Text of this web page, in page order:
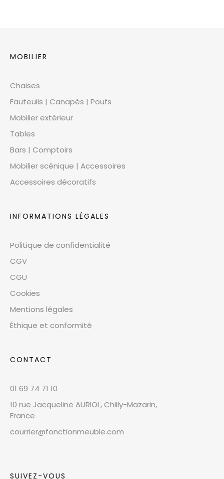
MOBILIER
Chaises
Fauteuils | Canapés | Poufs
Mobilier extérieur
Tables
Bars | Comptoirs
Mobilier scénique | Accessoires
Accessoires décoratifs
INFORMATIONS LÉGALES
Politique de confidentialité
CGV
CGU
Cookies
Mentions légales
Éthique et conformité
CONTACT
01 69 74 71 10
10 rue Jacqueline AURIOL, Chilly-Mazarin,
France
courrier@fonctionmeuble.com
SUIVEZ-VOUS